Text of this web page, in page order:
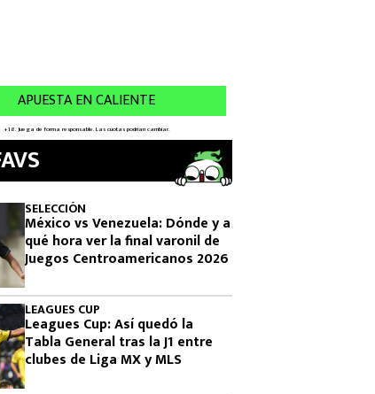
SELECCIÓN
México vs Venezuela: Dónde y a
qué hora ver la final varonil de
Juegos Centroamericanos 2026
LEAGUES CUP
Leagues Cup: Así quedó la
Tabla General tras la J1 entre
clubes de Liga MX y MLS